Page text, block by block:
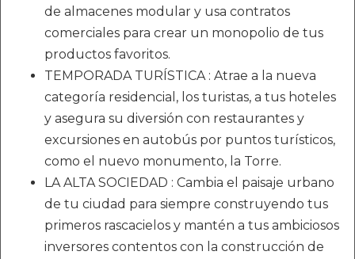
de almacenes modular y usa contratos
comerciales para crear un monopolio de tus
productos favoritos.
TEMPORADA TURÍSTICA : Atrae a la nueva
categoría residencial, los turistas, a tus hoteles
y asegura su diversión con restaurantes y
excursiones en autobús por puntos turísticos,
como el nuevo monumento, la Torre.
LA ALTA SOCIEDAD : Cambia el paisaje urbano
de tu ciudad para siempre construyendo tus
primeros rascacielos y mantén a tus ambiciosos
inversores contentos con la construcción de